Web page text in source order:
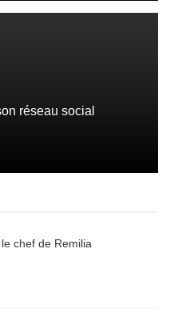
réseau social
chef de Remilia